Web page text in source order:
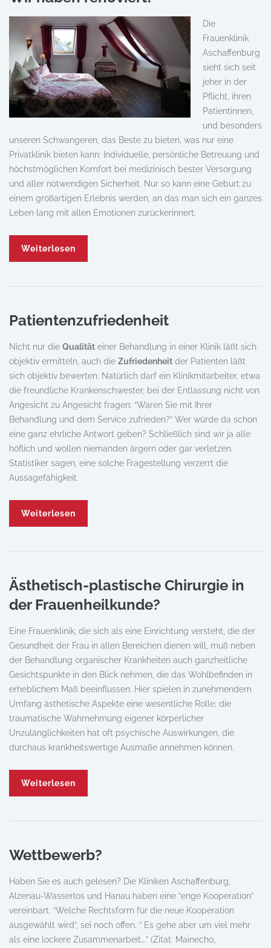
Die
Frauenklinik
Aschaffenburg
sieht sich seit
jeher in der
Pflicht, ihren
Patientinnen,
und besonders
unseren Schwangeren, das Beste zu bieten, was nur eine
Privatklinik bieten kann: Individuelle, persönliche Betreuung und
höchstmöglichen Komfort bei medizinisch bester Versorgung
und aller notwendigen Sicherheit. Nur so kann eine Geburt zu
einem großartigen Erlebnis werden, an das man sich ein ganzes
Leben lang mit allen Emotionen zurückerinnert.
Weiterlesen
Patientenzufriedenheit
Nicht nur die Qualität einer Behandlung in einer Klinik läßt sich
objektiv ermitteln, auch die Zufriedenheit der Patienten läßt
sich objektiv bewerten. Natürlich darf ein Klinikmitarbeiter, etwa
die freundliche Krankenschwester, bei der Entlassung nicht von
Angesicht zu Angesicht fragen: “Waren Sie mit Ihrer
Behandlung und dem Service zufrieden?” Wer würde da schon
eine ganz ehrliche Antwort geben? Schließlich sind wir ja alle
höflich und wollen niemanden ärgern oder gar verletzen.
Statistiker sagen, eine solche Fragestellung verzerrt die
Aussagefähigkeit.
Weiterlesen
Ästhetisch-plastische Chirurgie in
der Frauenheilkunde?
Eine Frauenklinik, die sich als eine Einrichtung versteht, die der
Gesundheit der Frau in allen Bereichen dienen will, muß neben
der Behandlung organischer Krankheiten auch ganzheitliche
Gesichtspunkte in den Blick nehmen, die das Wohlbefinden in
erheblichem Maß beeinflussen. Hier spielen in zunehmendem
Umfang ästhetische Aspekte eine wesentliche Rolle; die
traumatische Wahrnehmung eigener körperlicher
Unzulänglichkeiten hat oft psychische Auswirkungen, die
durchaus krankheitswertige Ausmaße annehmen können.
Weiterlesen
Wettbewerb?
Haben Sie es auch gelesen? Die Kliniken Aschaffenburg,
Alzenau-Wasserlos und Hanau haben eine “enge Kooperation”
vereinbart. “Welche Rechtsform für die neue Kooperation
ausgewählt wird”, sei noch offen. ” Es gehe aber um viel mehr
als eine lockere Zusammenarbeit….” (Zitat: Mainecho,